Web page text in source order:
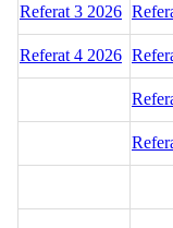
Referat 3 2026
Referat 4 2026